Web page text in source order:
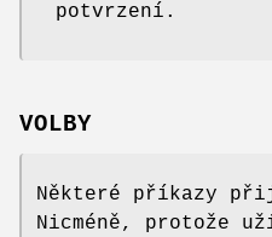
potvrzení.
VOLBY
Některé příkazy
Nicméně, protože